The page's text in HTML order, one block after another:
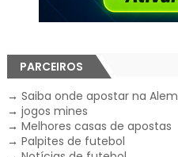
PARCEIROS
→ Saiba onde apostar na
→ jogos mines
→ Melhores casas de apostas
→ Palpites de futebol